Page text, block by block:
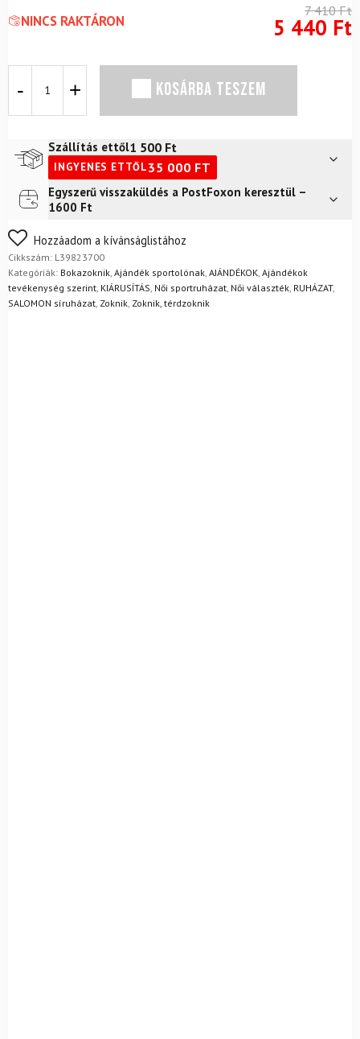
NINCS RAKTÁRON
7 410Ft
5 440 Ft
Speed
mennyiség
KOSÁRBA TESZEM
Szállítás ettől1 500 Ft
INGYENES ETTŐL35 000 FT
Futár a címre2 400
FoxPost
Egyszerű visszaküldés a PostFoxon keresztül –
1600 Ft
Nem biztos a választásában? Semmi gond – a terméket
egyszerűen visszaküldheti 14 napon belül, indoklás nélkül.
Mik a visszaküldés feltételei?
Hozzáadom a kívánságlistához
Cikkszám: L39823700
Kategóriák: Bokazoknik Ajándék sportolónak AJÁNDÉKOK Ajándékok
tevékenység szerint KIÁRUSÍTÁS Női sportruházat Női választék RUHÁZAT,
SALOMON síruházat Zoknik Zoknik, térdzoknik